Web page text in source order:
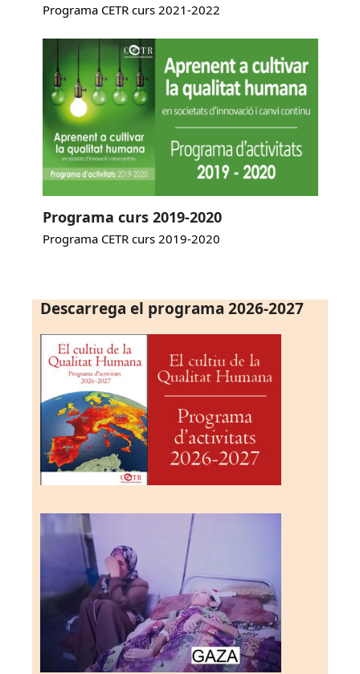
Programa CETR curs 2021-2022
Programa curs 2019-2020
Programa CETR curs 2019-2020
Descarrega el programa 2026-2027